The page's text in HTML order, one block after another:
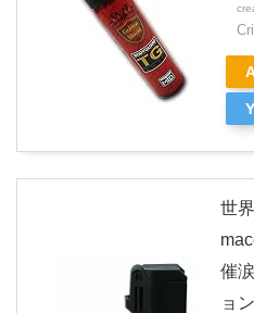
世
催
ョ